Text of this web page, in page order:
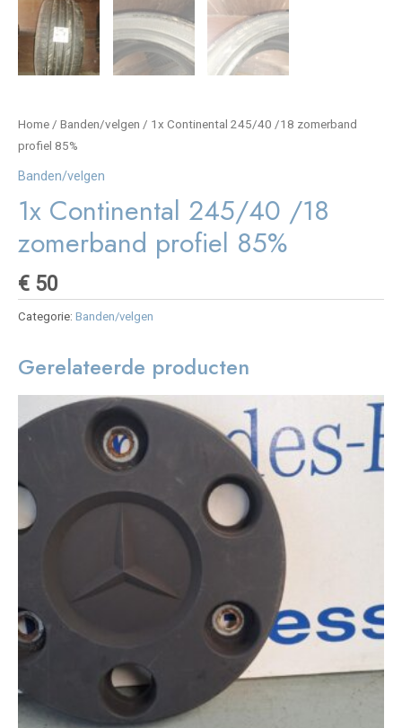
Home / Banden/velgen / 1x Continental 245/40 /18 zomerband
profiel 85%
Banden/velgen
1x Continental 245/40 /18
zomerband profiel 85%
€ 50
Categorie: Banden/velgen
Gerelateerde producten